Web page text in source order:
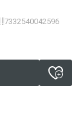
7332540042596